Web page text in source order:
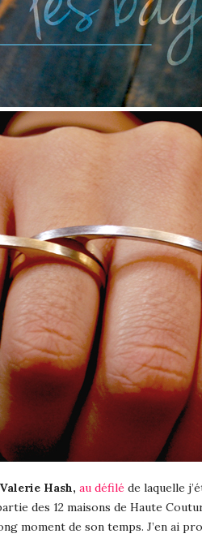
Hash, au défilé de laquelle
des 12 maisons de Haute
moment de son temps. J’en ai